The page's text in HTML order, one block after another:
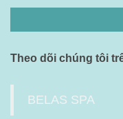
Theo dõi chúng tôi
BELAS SPA